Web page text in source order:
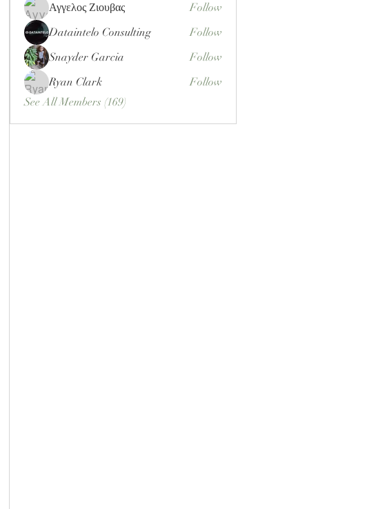
Αγγελος Ζιουβας
Follow
Dataintelo Consulting
Follow
Snayder Garcia
Follow
Ryan Clark
Follow
See All Members (169)